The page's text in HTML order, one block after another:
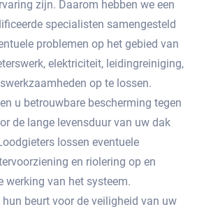
zijn. Daarom hebben we een
specialisten samengesteld
problemen op het gebied van
elektriciteit, leidingreiniging,
op te lossen.
u betrouwbare bescherming tegen
de lange levensduur van uw dak
lossen eventuele
en riolering op en
werking van het systeem.
beurt voor de veiligheid van uw